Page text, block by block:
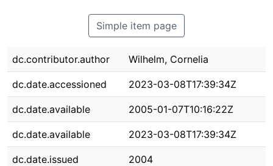
Simple item page
dc.contributor.author Wilhelm, Cornelia
dc.date.accessioned 2023-03-08T17:39:34Z
dc.date.available 2005-01-07T10:16:22Z
dc.date.available 2023-03-08T17:39:34Z
dc.date.issued 2004